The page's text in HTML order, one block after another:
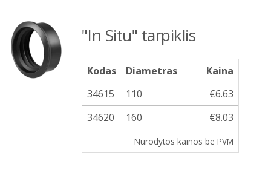
"In Situ" tarpiklis
Kodas Diametras
Kaina
34615
110
€6.63
34620
160 €8.03
Nurodytos kainos be PVM